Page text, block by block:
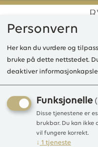
LAMM7177
size
100%Tencel
Personvern
Her kan du vurdere og
bruke på dette nettstedet.
deaktiver
Funksjonelle
Disse tjenestene er
brukbar. Du kan ikke
vil fungere korrekt.
↓ 1 tjeneste